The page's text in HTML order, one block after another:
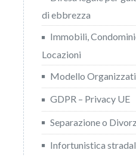
di ebbrezza
Immobili,
Locazioni
Modello
GDPR – Privacy UE
Separazione o
Infortunistica